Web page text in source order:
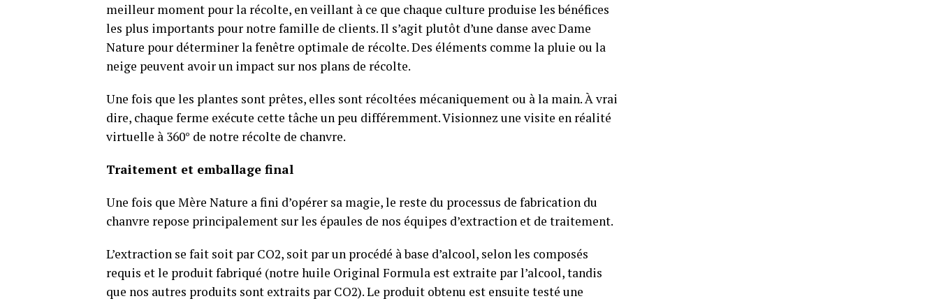
meilleur moment pour la récolte, en veillant à ce que chaque culture produise les bénéfices
les plus importants pour notre famille de clients. Il s’agit plutôt d’une danse avec Dame
Nature pour déterminer la fenêtre optimale de récolte. Des éléments comme la pluie ou la
neige peuvent avoir un impact sur nos plans de récolte.
Une fois que les plantes sont prêtes, elles sont récoltées mécaniquement ou à la main. À vrai
dire, chaque ferme exécute cette tâche un peu différemment. Visionnez une visite en réalité
virtuelle à 360° de notre récolte de chanvre.
Traitement et emballage final
Une fois que Mère Nature a fini d’opérer sa magie, le reste du processus de fabrication du
chanvre repose principalement sur les épaules de nos équipes d’extraction et de traitement.
L’extraction se fait soit par CO2, soit par un procédé à base d’alcool, selon les composés
requis et le produit fabriqué (notre huile Original Formula est extraite par l’alcool, tandis
que nos autres produits sont extraits par CO2). Le produit obtenu est ensuite testé une